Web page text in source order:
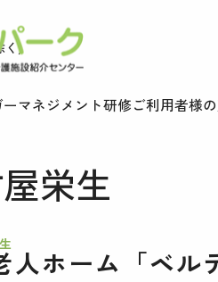
く)
ーマネジメント研修ご利用者様
栄生
人ホーム「ベル